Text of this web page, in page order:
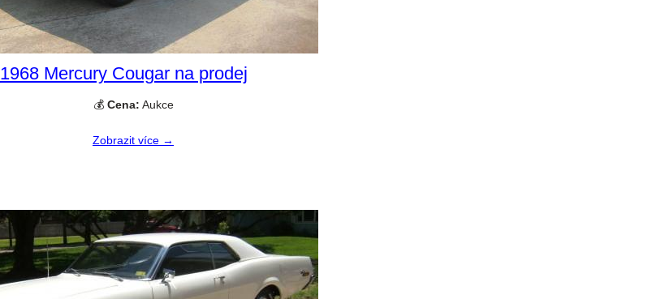
1968 Mercury Cougar na prodej
💰 Cena: Aukce
Zobrazit více →